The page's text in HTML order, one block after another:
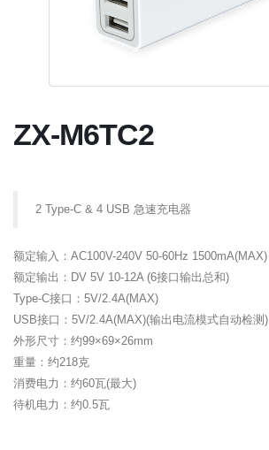
ZX-M6TC2
2 Type-C & 4 USB 急速充电器
额定输入：AC100V-240V 50-60Hz 1500mA(MAX)
额定输出：DV 5V 10-12A (6接口输出总和)
Type-C接口：5V/2.4A(MAX)
USB接口：5V/2.4A(MAX)(输出电流模式自动检测)
外形尺寸：约99×69×26mm
重量：约218克
消费电力：约60瓦(最大)
待机电力：约0.5瓦